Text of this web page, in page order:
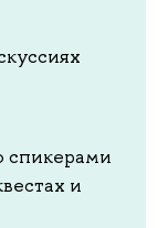
спикерами
и